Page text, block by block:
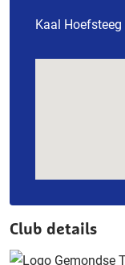
Kaal Hoefsteeg
Club details